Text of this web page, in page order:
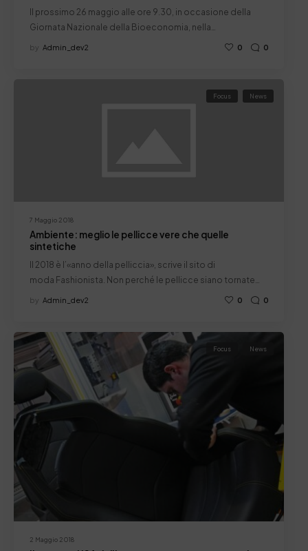
Il prossimo 26 maggio alle ore 9.30, in occasione della
Giornata Nazionale della Bioeconomia, nella…
by Admin_dev2 0 0
7 Maggio 2018
Focus News
Ambiente: meglio le pellicce vere che quelle
sintetiche
Il 2018 è l’«anno della pelliccia», scrive il sito di
moda Fashionista. Non perché le pellicce siano tornate…
by Admin_dev2 0 0
2 Maggio 2018
Focus News